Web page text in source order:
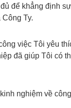
để khẳng định
Ty.
việc Tôi yêu
đã giúp Tôi có
nghiệm về